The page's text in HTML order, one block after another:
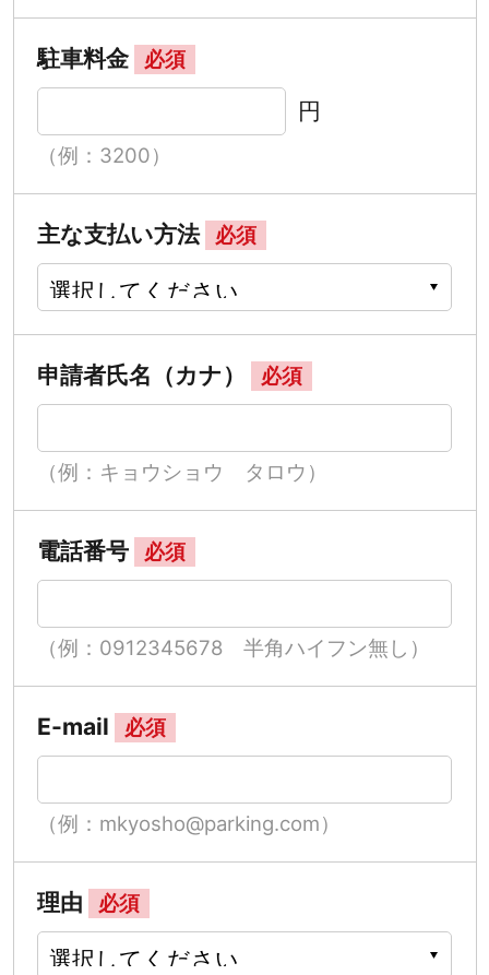
駐車料金 必須
円
（例：3200）
主な支払い方法 必須
申請者氏名（カナ） 必須
（例：キョウショウ タロウ）
電話番号 必須
（例：0912345678 半角ハイフン無し）
E-mail 必須
（例：mkyosho@parking.com）
理由 必須